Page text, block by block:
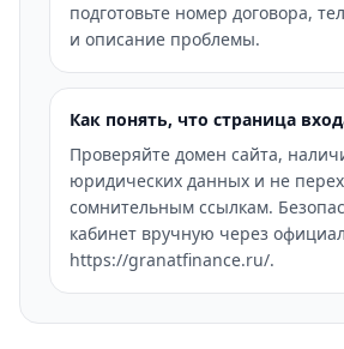
подготовьте номер договора,
и описание проблемы.
Как понять, что страница
Проверяйте домен сайта,
юридических данных и не
сомнительным ссылкам.
кабинет вручную через
https://granatfinance.ru/.